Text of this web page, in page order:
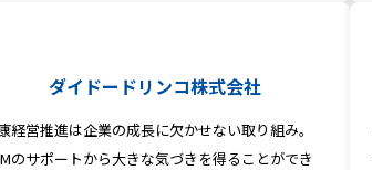
ダイドードリンコ株式会社
経営推進は企業の成長に欠かせない取り組み。
のサポートから大きな気づきを得ることができ